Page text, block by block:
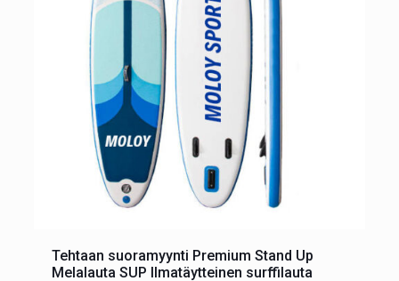
Tehtaan suoramyynti Premium Stand Up
Melalauta SUP Ilmatäytteinen surffilauta